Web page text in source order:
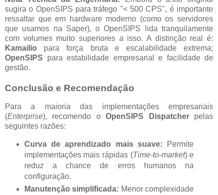
sugira o OpenSIPS para tráfego "< 500 CPS", é importante
ressaltar que em hardware moderno (como os servidores
que usamos na Saper), o OpenSIPS lida tranquilamente
com volumes muito superiores a isso. A distinção real é:
Kamailio para força bruta e escalabilidade extrema;
OpenSIPS para estabilidade empresarial e facilidade de
gestão.
Conclusão e Recomendação
Para a maioria das implementações empresariais
(Enterprise), recomendo oOpenSIPS Dispatcherpelas
seguintes razões:
Curva de aprendizado mais suave: Permite
implementações mais rápidas (Time-to-market) e
reduz a chance de erros humanos na
configuração.
Manutenção simplificada: Menor complexidade